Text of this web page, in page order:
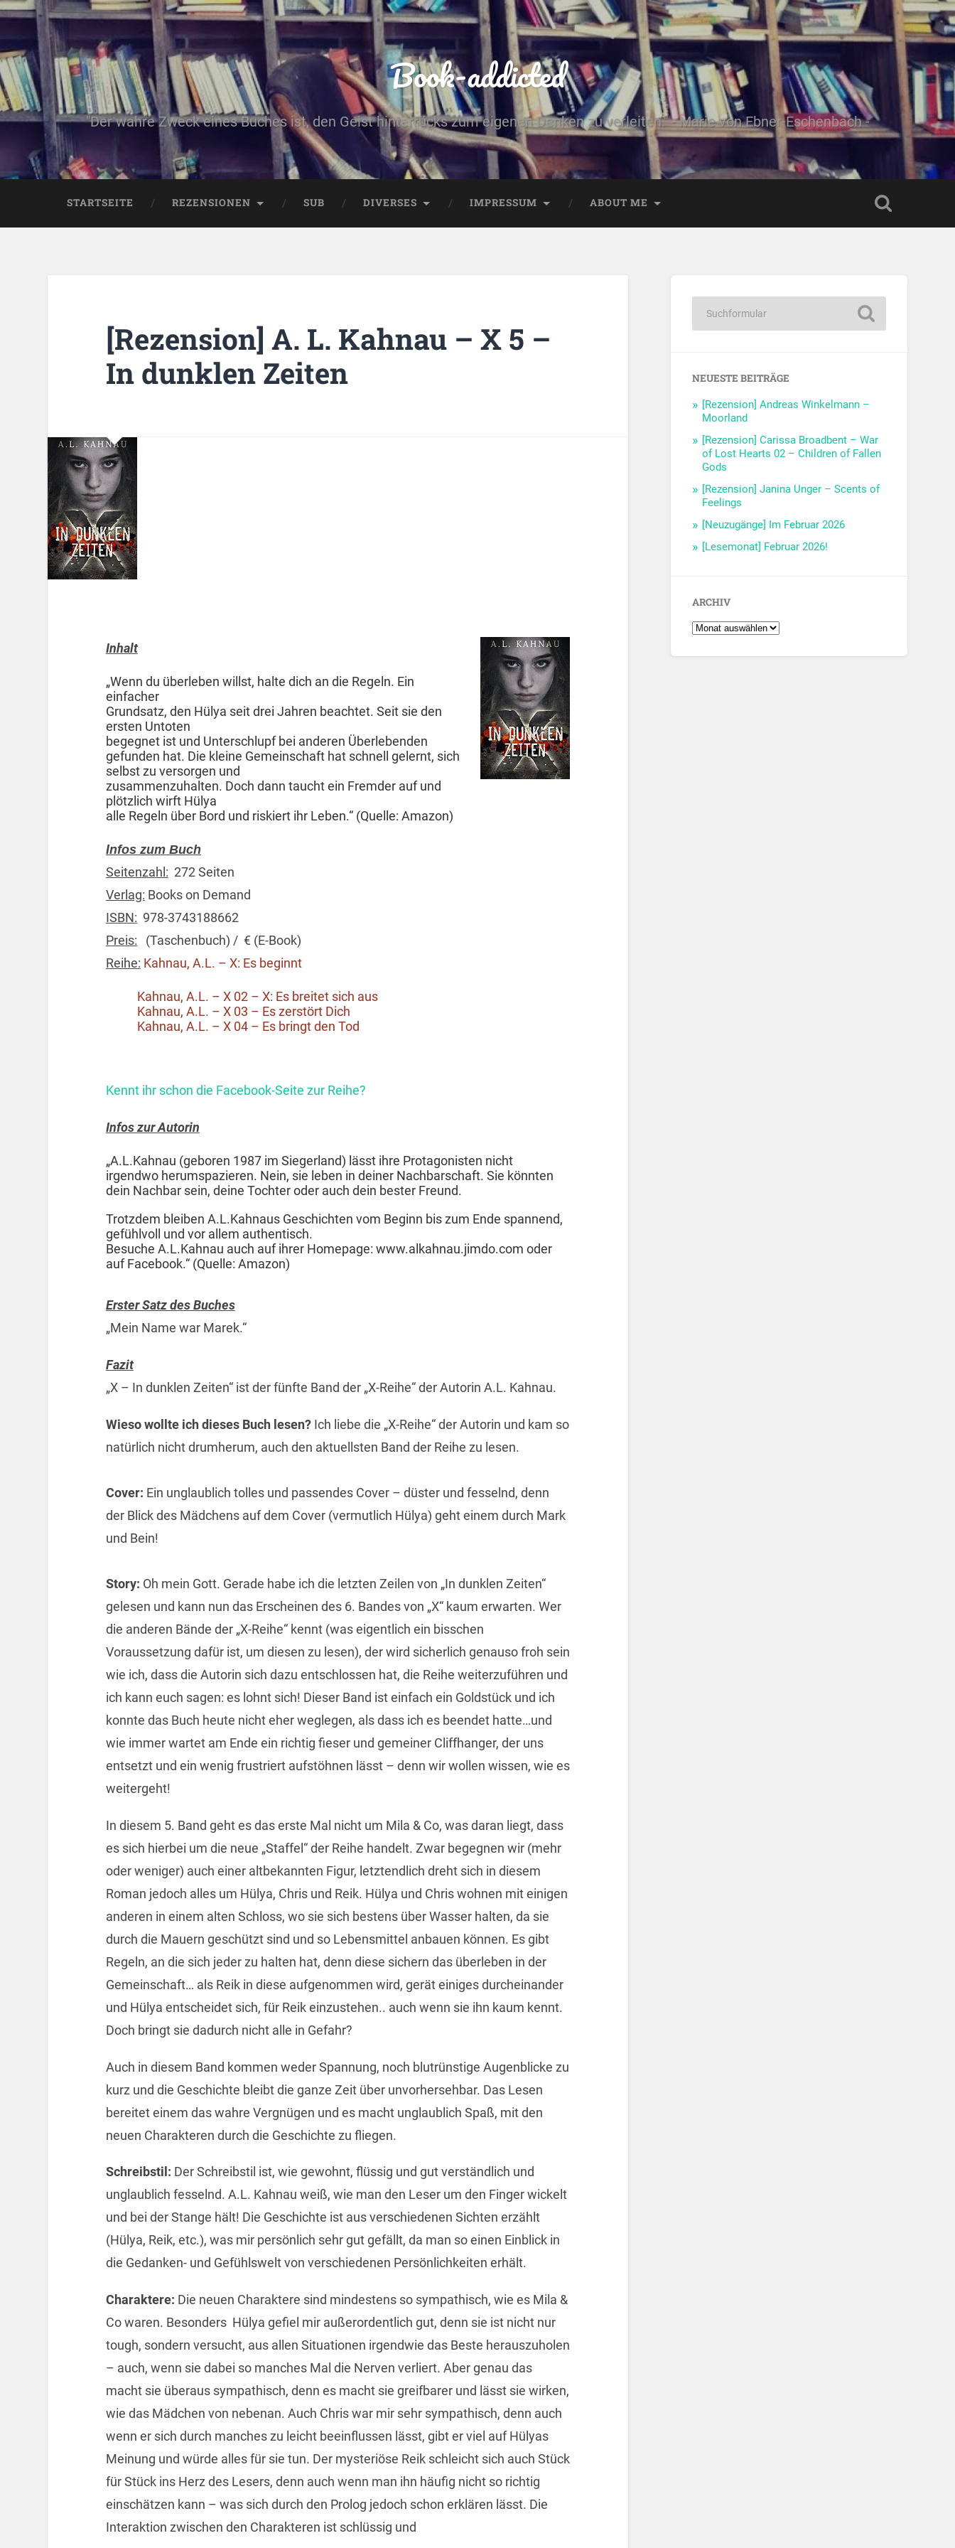
Book-addicted
"Der wahre Zweck eines Buches ist, den Geist hinterrücks zum eigenen Denken zu verleiten." - Marie von Ebner-Eschenbach -
STARTSEITE REZENSIONEN SUB DIVERSES IMPRESSUM ABOUT ME
[Rezension] A. L. Kahnau – X 5 –
In dunklen Zeiten
Inhalt
„Wenn du überleben willst, halte dich an die Regeln. Ein
einfacher
Grundsatz, den Hülya seit drei Jahren beachtet. Seit sie den
ersten Untoten
begegnet ist und Unterschlupf bei anderen Überlebenden
gefunden hat. Die kleine Gemeinschaft hat schnell gelernt, sich
selbst zu versorgen und
zusammenzuhalten. Doch dann taucht ein Fremder auf und
plötzlich wirft Hülya
alle Regeln über Bord und riskiert ihr Leben.“ (Quelle: Amazon)
Infos zum Buch
Seitenzahl: 272 Seiten
Verlag: Books on Demand
ISBN: 978-3743188662
Preis: (Taschenbuch) / € (E-Book)
Reihe: Kahnau, A.L. – X: Es beginnt
Kahnau, A.L. – X 02 – X: Es breitet sich aus
Kahnau, A.L. – X 03 – Es zerstört Dich
Kahnau, A.L. – X 04 – Es bringt den Tod
Kennt ihr schon die Facebook-Seite zur Reihe?
Infos zur Autorin
„A.L.Kahnau (geboren 1987 im Siegerland) lässt ihre Protagonisten nicht
irgendwo herumspazieren. Nein, sie leben in deiner Nachbarschaft. Sie könnten
dein Nachbar sein, deine Tochter oder auch dein bester Freund.
Trotzdem bleiben A.L.Kahnaus Geschichten vom Beginn bis zum Ende spannend,
gefühlvoll und vor allem authentisch.
Besuche A.L.Kahnau auch auf ihrer Homepage: www.alkahnau.jimdo.com oder
auf Facebook.“ (Quelle: Amazon)
Erster Satz des Buches
„Mein Name war Marek.“
Fazit
„X – In dunklen Zeiten“ ist der fünfte Band der „X-Reihe“ der Autorin A.L. Kahnau.
Wieso wollte ich dieses Buch lesen? Ich liebe die „X-Reihe“ der Autorin und kam so
natürlich nicht drumherum, auch den aktuellsten Band der Reihe zu lesen.
Cover: Ein unglaublich tolles und passendes Cover – düster und fesselnd, denn
der Blick des Mädchens auf dem Cover (vermutlich Hülya) geht einem durch Mark
und Bein!
Story: Oh mein Gott. Gerade habe ich die letzten Zeilen von „In dunklen Zeiten“
gelesen und kann nun das Erscheinen des 6. Bandes von „X“ kaum erwarten. Wer
die anderen Bände der „X-Reihe“ kennt (was eigentlich ein bisschen
Voraussetzung dafür ist, um diesen zu lesen), der wird sicherlich genauso froh sein
wie ich, dass die Autorin sich dazu entschlossen hat, die Reihe weiterzuführen und
ich kann euch sagen: es lohnt sich! Dieser Band ist einfach ein Goldstück und ich
konnte das Buch heute nicht eher weglegen, als dass ich es beendet hatte…und
wie immer wartet am Ende ein richtig fieser und gemeiner Cliffhanger, der uns
entsetzt und ein wenig frustriert aufstöhnen lässt – denn wir wollen wissen, wie es
weitergeht!
In diesem 5. Band geht es das erste Mal nicht um Mila & Co, was daran liegt, dass
es sich hierbei um die neue „Staffel“ der Reihe handelt. Zwar begegnen wir (mehr
oder weniger) auch einer altbekannten Figur, letztendlich dreht sich in diesem
Roman jedoch alles um Hülya, Chris und Reik. Hülya und Chris wohnen mit einigen
anderen in einem alten Schloss, wo sie sich bestens über Wasser halten, da sie
durch die Mauern geschützt sind und so Lebensmittel anbauen können. Es gibt
Regeln, an die sich jeder zu halten hat, denn diese sichern das überleben in der
Gemeinschaft… als Reik in diese aufgenommen wird, gerät einiges durcheinander
und Hülya entscheidet sich, für Reik einzustehen.. auch wenn sie ihn kaum kennt.
Doch bringt sie dadurch nicht alle in Gefahr?
Auch in diesem Band kommen weder Spannung, noch blutrünstige Augenblicke zu
kurz und die Geschichte bleibt die ganze Zeit über unvorhersehbar. Das Lesen
bereitet einem das wahre Vergnügen und es macht unglaublich Spaß, mit den
neuen Charakteren durch die Geschichte zu fliegen.
Schreibstil: Der Schreibstil ist, wie gewohnt, flüssig und gut verständlich und
unglaublich fesselnd. A.L. Kahnau weiß, wie man den Leser um den Finger wickelt
und bei der Stange hält! Die Geschichte ist aus verschiedenen Sichten erzählt
(Hülya, Reik, etc.), was mir persönlich sehr gut gefällt, da man so einen Einblick in
die Gedanken- und Gefühlswelt von verschiedenen Persönlichkeiten erhält.
Charaktere: Die neuen Charaktere sind mindestens so sympathisch, wie es Mila &
Co waren. Besonders Hülya gefiel mir außerordentlich gut, denn sie ist nicht nur
tough, sondern versucht, aus allen Situationen irgendwie das Beste herauszuholen
– auch, wenn sie dabei so manches Mal die Nerven verliert. Aber genau das
macht sie überaus sympathisch, denn es macht sie greifbarer und lässt sie wirken,
wie das Mädchen von nebenan. Auch Chris war mir sehr sympathisch, denn auch
wenn er sich durch manches zu leicht beeinflussen lässt, gibt er viel auf Hülyas
Meinung und würde alles für sie tun. Der mysteriöse Reik schleicht sich auch Stück
für Stück ins Herz des Lesers, denn auch wenn man ihn häufig nicht so richtig
einschätzen kann – was sich durch den Prolog jedoch schon erklären lässt. Die
Interaktion zwischen den Charakteren ist schlüssig und
NEUESTE BEITRÄGE
[Rezension] Andreas Winkelmann –
Moorland
[Rezension] Carissa Broadbent – War
of Lost Hearts 02 – Children of Fallen
Gods
[Rezension] Janina Unger – Scents of
Feelings
[Neuzugänge] Im Februar 2026
[Lesemonat] Februar 2026!
ARCHIV